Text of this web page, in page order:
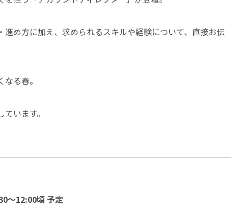
進め方に加え、求められるスキルや経験について、直接お伝
る春。
います。
～12:00頃 予定